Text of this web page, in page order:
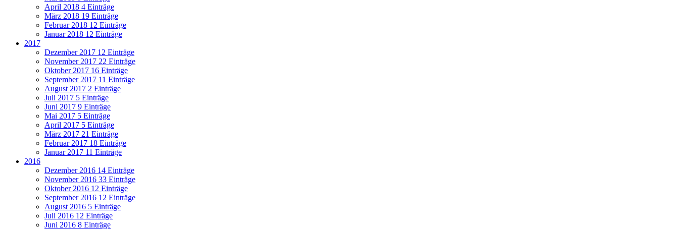
April 2018 4 Einträge
März 2018 19 Einträge
Februar 2018 12 Einträge
Januar 2018 12 Einträge
2017
Dezember 2017 12 Einträge
November 2017 22 Einträge
Oktober 2017 16 Einträge
September 2017 11 Einträge
August 2017 2 Einträge
Juli 2017 5 Einträge
Juni 2017 9 Einträge
Mai 2017 5 Einträge
April 2017 5 Einträge
März 2017 21 Einträge
Februar 2017 18 Einträge
Januar 2017 11 Einträge
2016
Dezember 2016 14 Einträge
November 2016 33 Einträge
Oktober 2016 12 Einträge
September 2016 12 Einträge
August 2016 5 Einträge
Juli 2016 12 Einträge
Juni 2016 8 Einträge